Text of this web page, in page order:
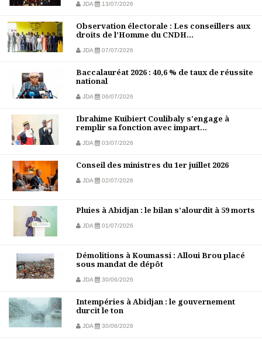
JDA 13/07/2026
Observation électorale : Les conseillers aux
droits de l’Homme du CNDH...
JDA 07/07/2026
Baccalauréat 2026 : 40,6 % de taux de réussite
national
JDA 06/07/2026
Ibrahime Kuibiert Coulibaly s'engage à
remplir sa fonction avec impart...
JDA 03/07/2026
Conseil des ministres du 1er juillet 2026
JDA 02/07/2026
Pluies à Abidjan : le bilan s’alourdit à 59 morts
JDA 01/07/2026
Démolitions à Koumassi : Alloui Brou placé
sous mandat de dépôt
JDA 30/06/2026
Intempéries à Abidjan : le gouvernement
durcit le ton
JDA 30/06/2026